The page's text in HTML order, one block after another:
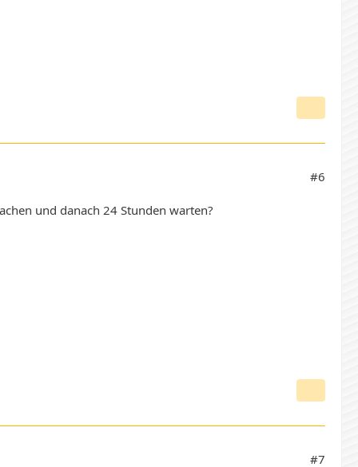
#6
und danach 24 Stunden warten?
#7